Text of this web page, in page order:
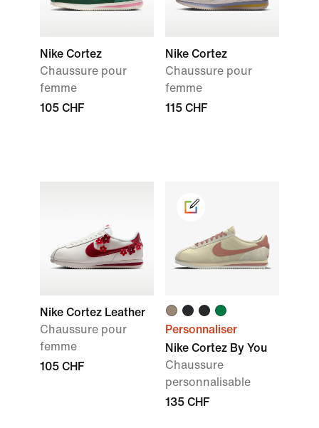
Nike Cortez
Chaussure pour
femme
105 CHF
Nike Cortez
Chaussure pour
femme
115 CHF
Nike Cortez Leather
Chaussure pour
femme
105 CHF
Personnaliser
Nike Cortez By You
Chaussure
personnalisable
135 CHF